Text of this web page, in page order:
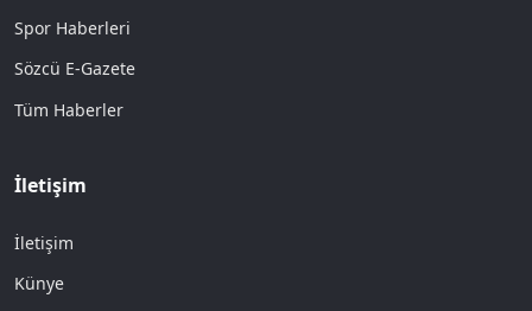
Spor Haberleri
Sözcü E-Gazete
Tüm Haberler
İletişim
İletişim
Künye